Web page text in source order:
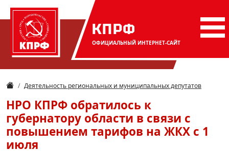
КПРФ
ОФИЦИАЛЬНЫЙ ИНТЕРНЕТ-САЙТ
Деятельность региональных и муниципальных депутатов
НРО КПРФ обратилось к
губернатору области в связи с
повышением тарифов на ЖКХ с 1
июля